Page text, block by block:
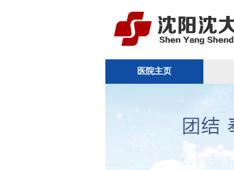
医院主页